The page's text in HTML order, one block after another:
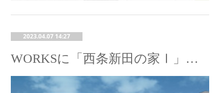
2023.04.07 14:27
WORKSに「西条新田の家Ⅰ」を追加しました。